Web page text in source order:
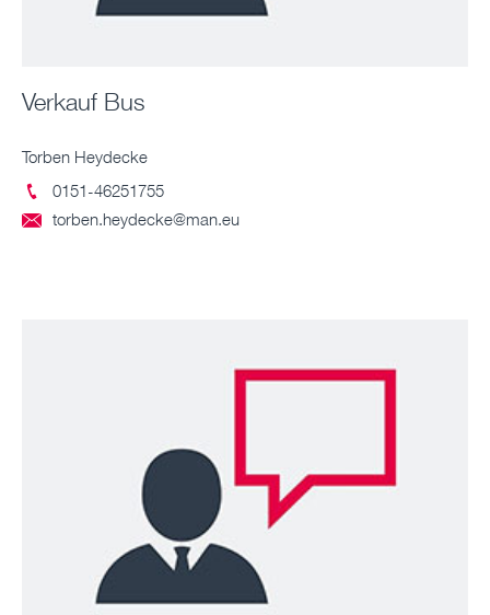
Verkauf Bus
Torben Heydecke

0151-46251755
 torben.heydecke@man.eu